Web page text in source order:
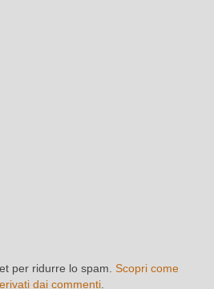
per ridurre lo spam. Scopri come
dai commenti